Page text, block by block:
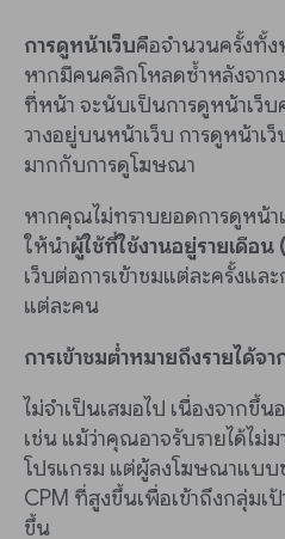
การดูหน้าเว็บคือจำนวนครั้งทั้
หากมีคนคลิกโหลดซ้ำหลังจา
ที่หน้า จะนับเป็นการดูหน้าเว็
วางอยู่บนหน้าเว็บ การดูหน้าเ
มากกับการดูโฆษณา
หากคุณไม่ทราบยอดการดูหน้
ให้นำผู้ใช้ที่ใช้งานอยู่รายเดือน
เว็บต่อการเข้าชมแต่ละครั้งแล
แต่ละคน
การเข้าชมต่ำหมายถึงรายได้จ
ไม่จำเป็นเสมอไป เนื่องจาก
เช่น แม้ว่าคุณอาจรับรายได้ไม่
โปรแกรม แต่ผู้ลงโฆษณาแบบ
CPM ที่สูงขึ้นเพื่อเข้าถึงกลุ่มเ
ขึ้น